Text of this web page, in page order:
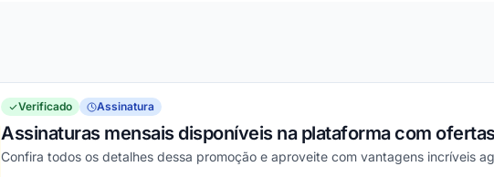
Verificado Assinatura
Assinaturas mensais disponíveis na plataforma com
Confira todos os detalhes dessa promoção e aproveite com vantagens incríveis